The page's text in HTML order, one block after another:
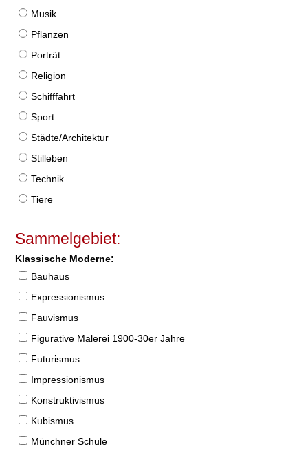
Musik
Pflanzen
Porträt
Religion
Schifffahrt
Sport
Städte/Architektur
Stilleben
Technik
Tiere
Sammelgebiet:
Klassische Moderne:
Bauhaus
Expressionismus
Fauvismus
Figurative Malerei 1900-30er Jahre
Futurismus
Impressionismus
Konstruktivismus
Kubismus
Münchner Schule